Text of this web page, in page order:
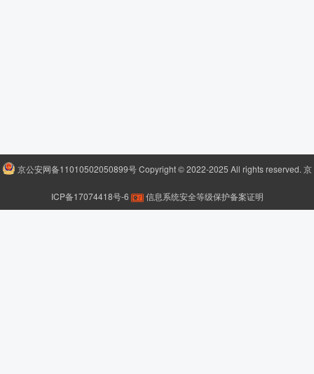
京公安网备11010502050899号Copyright © 2022-2025 All rights reserved. 京
ICP备17074418号-6 信息系统安全等级保护备案证明